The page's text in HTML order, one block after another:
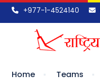
+977-1-4524140
Home Teams